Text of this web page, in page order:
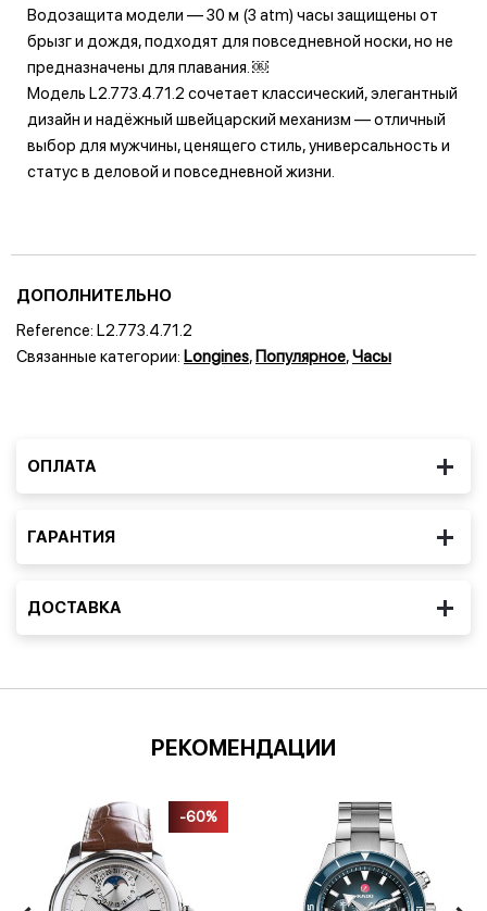
Водозащита модели — 30 м (3 atm) часы защищены от
брызг и дождя, подходят для повседневной носки, но не
предназначены для плавания. ￼
Модель L2.773.4.71.2 сочетает классический, элегантный
дизайн и надёжный швейцарский механизм — отличный
выбор для мужчины, ценящего стиль, универсальность и
статус в деловой и повседневной жизни.
ДОПОЛНИТЕЛЬНО
Reference: L2.773.4.71.2
Связанные категории: Longines, Популярное,Часы
ОПЛАТА
ГАРАНТИЯ
ДОСТАВКА
РЕКОМЕНДАЦИИ
-60%